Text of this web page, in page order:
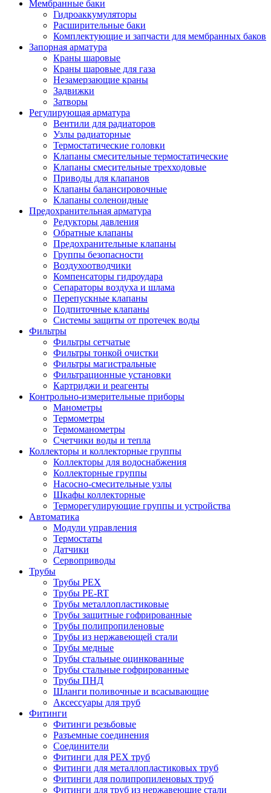
Мембранные баки
Гидроаккумуляторы
Расширительные баки
Комплектующие и запчасти для мембранных баков
Запорная арматура
Краны шаровые
Краны шаровые для газа
Незамерзающие краны
Задвижки
Затворы
Регулирующая арматура
Вентили для радиаторов
Узлы радиаторные
Термостатические головки
Клапаны смесительные термостатические
Клапаны смесительные трехходовые
Приводы для клапанов
Клапаны балансировочные
Клапаны соленоидные
Предохранительная арматура
Редукторы давления
Обратные клапаны
Предохранительные клапаны
Группы безопасности
Воздухоотводчики
Компенсаторы гидроудара
Сепараторы воздуха и шлама
Перепускные клапаны
Подпиточные клапаны
Системы защиты от протечек воды
Фильтры
Фильтры сетчатые
Фильтры тонкой очистки
Фильтры магистральные
Фильтрационные установки
Картриджи и реагенты
Контрольно-измерительные приборы
Манометры
Термометры
Термоманометры
Счетчики воды и тепла
Коллекторы и коллекторные группы
Коллекторы для водоснабжения
Коллекторные группы
Насосно-смесительные узлы
Шкафы коллекторные
Терморегулирующие группы и устройства
Автоматика
Модули управления
Термостаты
Датчики
Сервоприводы
Трубы
Трубы PEX
Трубы PE-RT
Трубы металлопластиковые
Трубы защитные гофрированные
Трубы полипропиленовые
Трубы из нержавеющей стали
Трубы медные
Трубы стальные оцинкованные
Трубы стальные гофрированные
Трубы ПНД
Шланги поливочные и всасывающие
Аксессуары для труб
Фитинги
Фитинги резьбовые
Разъемные соединения
Соединители
Фитинги для PEX труб
Фитинги для металлопластиковых труб
Фитинги для полипропиленовых труб
Фитинги для труб из нержавеющие стали